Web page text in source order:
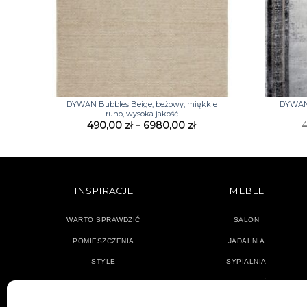
DYWAN Bubbles Beige, beżowy, miękkie
runo, wysoka jakość
490,00 zł – 6980,00 złZakres
do
+
INSPIRACJE
WARTO SPRAWDZIĆ
POMIESZCZENIA
STYLE
MEBLE
SALON
JADALNIA
SYPIALNIA
PRZEDPOKÓJ